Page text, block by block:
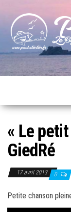
content
« Le
GiedRé
17 avril 2013 0
Petite chanson